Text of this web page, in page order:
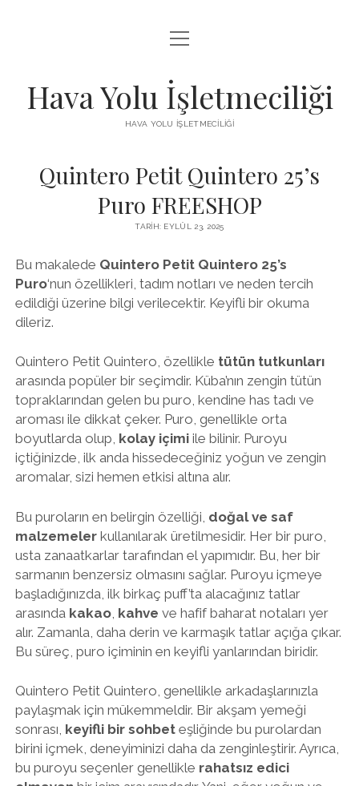
INSTAGRAM BEĞENI KISITLAMASI
LISTE
SAYFA LISTESI
ÜCRETSIZ TIKTOK TAKIPÇI ARTTIRMA
menüyü
aç
Hava Yolu İşletmeciliği
HAVA YOLU İŞLETMECILIĞI
Quintero Petit Quintero 25’s
Puro FREESHOP
TARIH: EYLÜL 23, 2025
Bu makalede Quintero Petit Quintero 25’s
Puro‘nun özellikleri, tadım notları ve neden tercih
edildiği üzerine bilgi verilecektir. Keyifli bir okuma
dileriz.
Quintero Petit Quintero, özellikle tütün tutkunları
arasında popüler bir seçimdir. Küba’nın zengin tütün
topraklarından gelen bu puro, kendine has tadı ve
aroması ile dikkat çeker. Puro, genellikle orta
boyutlarda olup, kolay içimiile bilinir. Puroyu
içtiğinizde, ilk anda hissedeceğiniz yoğun ve zengin
aromalar, sizi hemen etkisi altına alır.
Bu puroların en belirgin özelliği, doğal ve saf
malzemelerkullanılarak üretilmesidir. Her bir puro,
usta zanaatkarlar tarafından el yapımıdır. Bu, her bir
sarmanın benzersiz olmasını sağlar. Puroyu içmeye
başladığınızda, ilk birkaç puff’ta alacağınız tatlar
arasında kakao, kahve ve hafif baharat notaları yer
alır. Zamanla, daha derin ve karmaşık tatlar açığa çıkar.
Bu süreç, puro içiminin en keyifli yanlarından biridir.
Quintero Petit Quintero, genellikle arkadaşlarınızla
paylaşmak için mükemmeldir. Bir akşam yemeği
sonrası, keyifli bir sohbeteşliğinde bu purolardan
birini içmek, deneyiminizi daha da zenginleştirir. Ayrıca,
bu puroyu seçenler genellikle rahatsız edici